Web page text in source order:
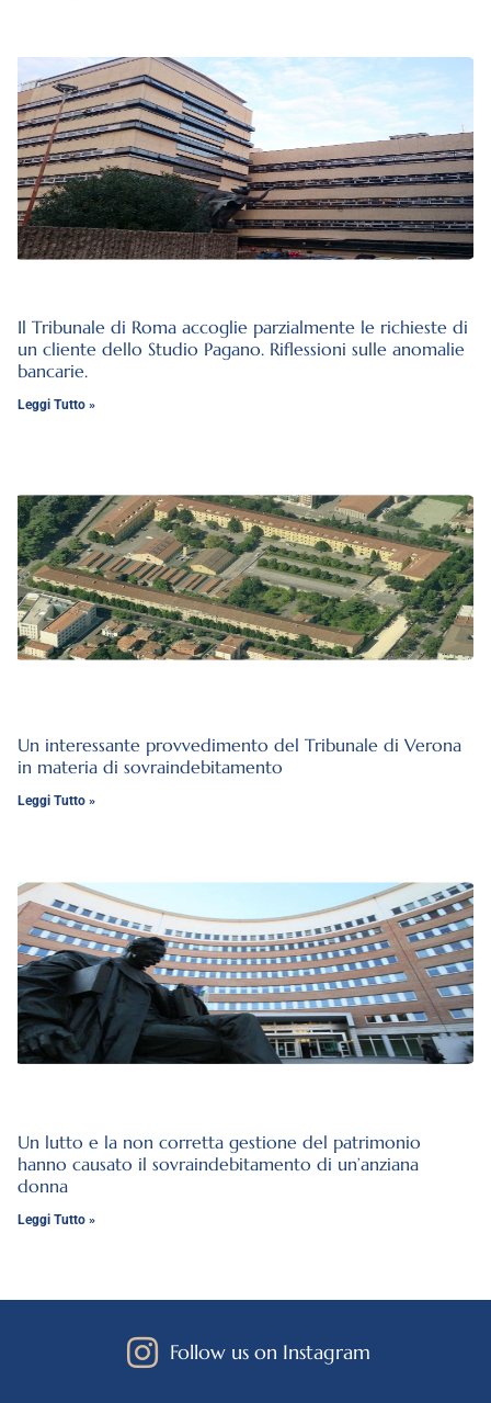
Il Tribunale di Roma accoglie parzialmente le richieste di
un cliente dello Studio Pagano. Riflessioni sulle anomalie
bancarie.
Leggi Tutto »
Un interessante provvedimento del Tribunale di Verona
in materia di sovraindebitamento
Leggi Tutto »
Un lutto e la non corretta gestione del patrimonio
hanno causato il sovraindebitamento di un’anziana
donna
Leggi Tutto »
Follow us on Instagram